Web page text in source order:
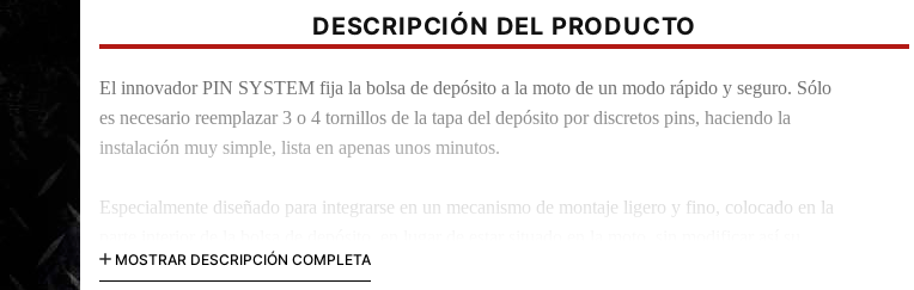
DESCRIPCIÓN DEL PRODUCTO
El innovador PIN SYSTEM fija la bolsa de depósito a la moto de un modo rápido y seguro. Sólo
es necesario reemplazar 3 o 4 tornillos de la tapa del depósito por discretos pins, haciendo la
instalación muy simple, lista en apenas unos minutos.
Especialmente diseñado para integrarse en un mecanismo de montaje ligero y fino, colocado en la
estética.
MOSTRAR DESCRIPCIÓN COMPLETA